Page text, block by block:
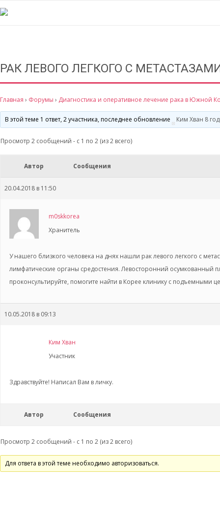
РАК ЛЕВОГО ЛЕГКОГО С
Главная › Форумы › Диагностика и оперативное лечение рака в Южной
В этой теме 1 ответ, 2 участника, последнее обновление Ким Хван 8
Просмотр 2 сообщений - с 1 по 2 (из 2 всего)
Автор Сообщения
20.04.2018 в 11:50
m0skkorea
Хранитель
У нашего близкого человека на днях нашли рак левого легкого с
лимфатические органы средостения. Левосторонний осумкованный
проконсультируйте, помогите найти в Корее клинику с подъемными
10.05.2018 в 09:13
Ким Хван
Участник
Здравствуйте! Написал Вам в личку.
Автор Сообщения
Просмотр 2 сообщений - с 1 по 2 (из 2 всего)
Для ответа в этой теме необходимо авторизоваться.